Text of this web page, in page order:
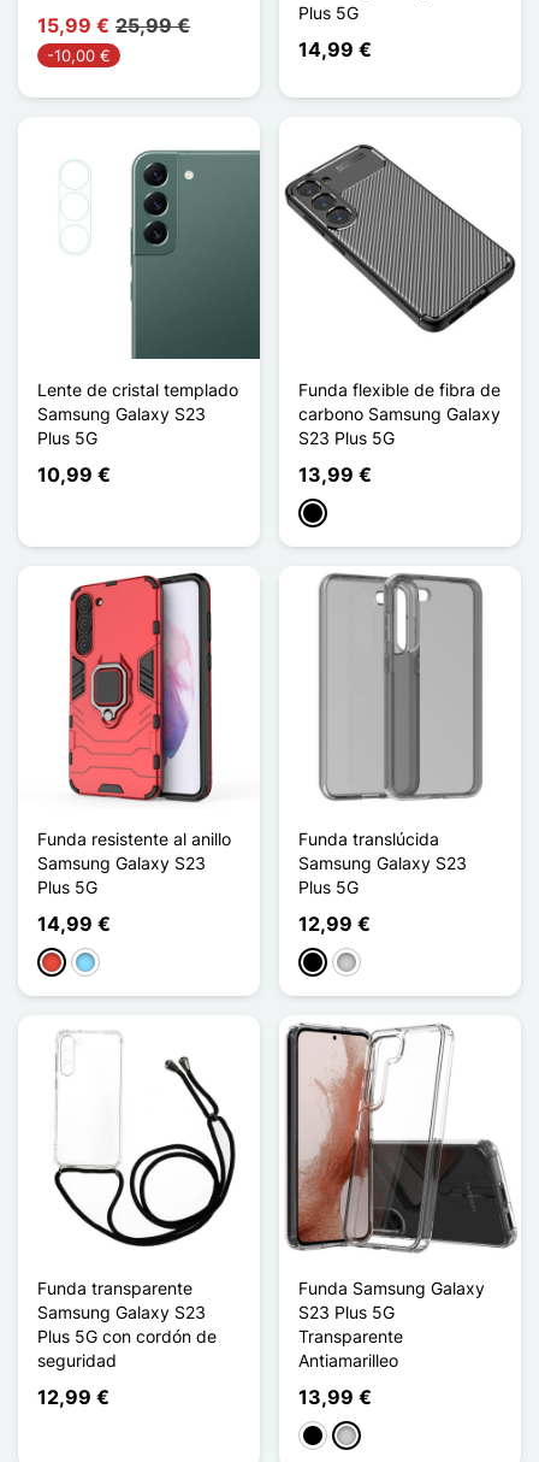
15,99 € 25,99 €
-10,00 €
Plus 5G
14,99 €
Lente de cristal templado
Samsung Galaxy S23
Plus 5G
10,99 €
Funda flexible de fibra de
carbono Samsung Galaxy
S23 Plus 5G
13,99 €
Negro
Funda resistente al anillo
Samsung Galaxy S23
Plus 5G
14,99 €
RojoAzul claro
Funda translúcida
Samsung Galaxy S23
Plus 5G
12,99 €
NegroTransparente
Funda transparente
Samsung Galaxy S23
Plus 5G con cordón de
seguridad
12,99 €
Funda Samsung Galaxy
S23 Plus 5G
Transparente
Antiamarilleo
13,99 €
NegroTransparente